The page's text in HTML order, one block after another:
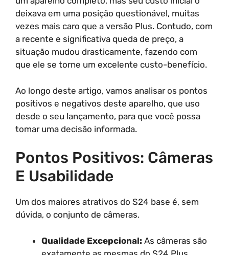
deixava em uma posição questionável, muitas
vezes mais caro que a versão Plus. Contudo, com
a recente e significativa queda de preço, a
situação mudou drasticamente, fazendo com
que ele se torne um excelente custo-benefício.
Ao longo deste artigo, vamos analisar os pontos
positivos e negativos deste aparelho, que uso
desde o seu lançamento, para que você possa
tomar uma decisão informada.
Pontos Positivos: Câmeras
E Usabilidade
Um dos maiores atrativos do S24 base é, sem
dúvida, o conjunto de câmeras.
Qualidade Excepcional: As câmeras são